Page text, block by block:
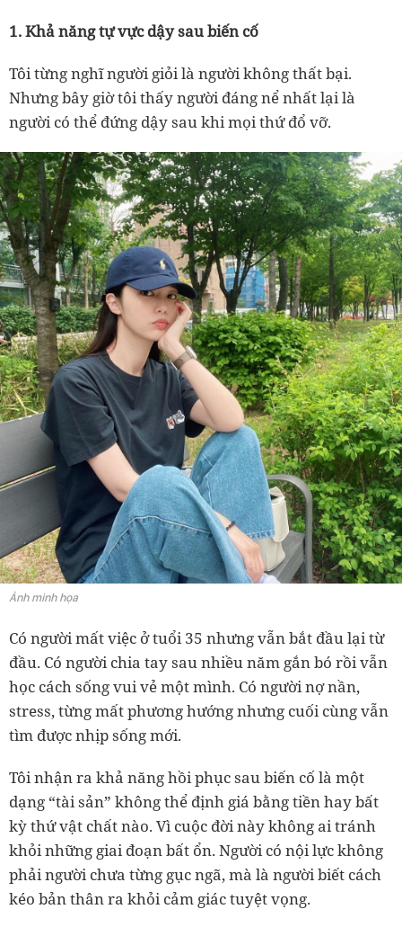
1. Khả năng tự vực dậy sau biến cố
Tôi từng nghĩ người giỏi là người không thất bại.
Nhưng bây giờ tôi thấy người đáng nể nhất lại là
người có thể đứng dậy sau khi mọi thứ đổ vỡ.
Ảnh minh họa
Có người mất việc ở tuổi 35 nhưng vẫn bắt đầu lại từ
đầu. Có người chia tay sau nhiều năm gắn bó rồi vẫn
học cách sống vui vẻ một mình. Có người nợ nần,
stress, từng mất phương hướng nhưng cuối cùng vẫn
tìm được nhịp sống mới.
Tôi nhận ra khả năng hồi phục sau biến cố là một
dạng “tài sản” không thể định giá bằng tiền hay bất
kỳ thứ vật chất nào. Vì cuộc đời này không ai tránh
khỏi những giai đoạn bất ổn. Người có nội lực không
phải người chưa từng gục ngã, mà là người biết cách
kéo bản thân ra khỏi cảm giác tuyệt vọng.